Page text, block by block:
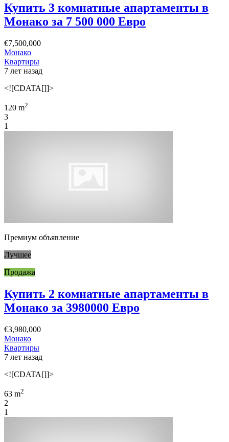
Купить 3 комнатные апартаменты в
Монако за 7 500 000 Евро
€7,500,000
Монако
Квартиры
7 лет назад
<![CDATA[]]>
120 m2
3
1
Премиум объявление
Лучшее
Продажа
Купить 2 комнатные апартаменты в
Монако за 3980000 Евро
€3,980,000
Монако
Квартиры
7 лет назад
<![CDATA[]]>
63 m2
2
1